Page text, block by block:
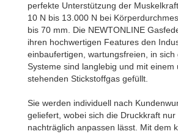
perfekte Unterstützung der
10 N bis 13.000 N bei
bis 70 mm. Die NEWTONLINE
ihren hochwertigen Features den
einbaufertigen, wartungsfreien, in sich
Systeme sind langlebig und mit einem
stehenden Stickstoffgas gefüllt.
Sie werden individuell nach
geliefert, wobei sich die Druckkraft nur
nachträglich anpassen lässt. Mit dem